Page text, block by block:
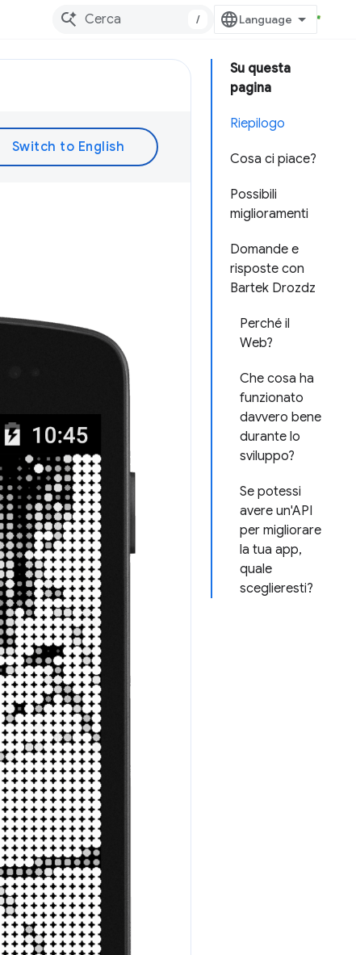
/
Su questa
pagina
Riepilogo
Cosa ci piace?
Possibili
miglioramenti
Domande e
risposte con
Bartek Drozdz
Perché il
Web?
Che cosa ha
funzionato
davvero bene
durante lo
sviluppo?
Se potessi
avere un'API
per migliorare
la tua app,
quale
sceglieresti?